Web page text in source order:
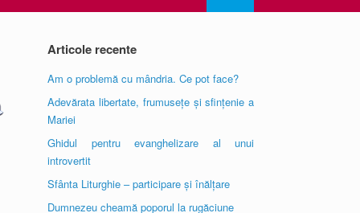
Articole recente
Am o problemă cu mândria. Ce pot face?
Adevărata libertate, frumusețe și sfințenie a
Mariei
Ghidul pentru evanghelizare al unui
introvertit
Sfânta Liturghie – participare și înălțare
Dumnezeu cheamă poporul la rugăciune